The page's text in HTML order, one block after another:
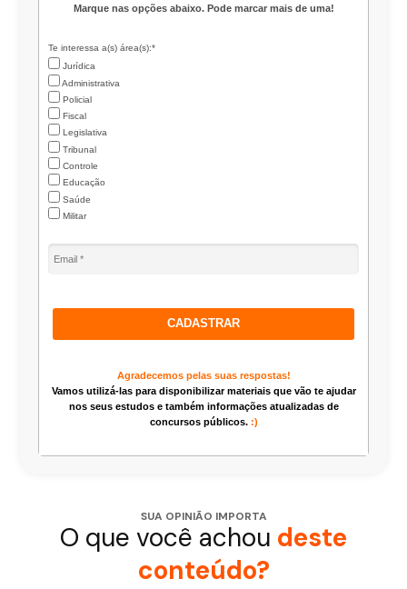
Marque nas opções abaixo. Pode marcar mais de uma!
Te interessa a(s) área(s):*
Jurídica
Administrativa
Policial
Fiscal
Legislativa
Tribunal
Controle
Educação
Saúde
Militar
CADASTRAR
Agradecemos pelas suas respostas!
Vamos utilizá-las para disponibilizar materiais que vão te ajudar
nos seus estudos e também informações atualizadas de
concursos públicos. :)
SUA OPINIÃO IMPORTA
O que você achou deste
conteúdo?